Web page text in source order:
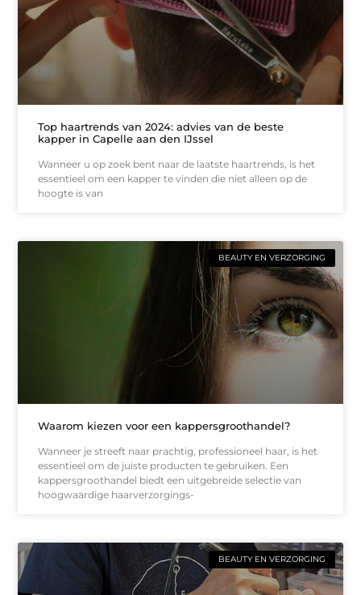
Top haartrends van 2024: advies van de beste
kapper in Capelle aan den IJssel
Wanneer u op zoek bent naar de laatste haartrends, is het
essentieel om een kapper te vinden die niet alleen op de
hoogte is van
BEAUTY EN VERZORGING
Waarom kiezen voor een kappersgroothandel?
Wanneer je streeft naar prachtig, professioneel haar, is het
essentieel om de juiste producten te gebruiken. Een
kappersgroothandel biedt een uitgebreide selectie van
hoogwaardige haarverzorgings-
BEAUTY EN VERZORGING